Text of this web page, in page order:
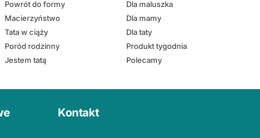
Powrót do formy
Macierzyństwo
Tata w ciąży
Poród rodzinny
Jestem tatą
Dla maluszka
Dla mamy
Dla taty
Produkt tygodnia
Polecamy
Kontakt